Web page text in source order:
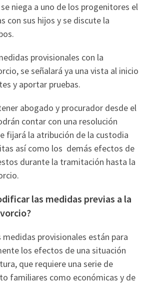
niega a uno de los progenitores el
con sus hijos y se discute la
provisionales con la
se señalará ya una vista al inicio
y aportar pruebas.
abogado y procurador desde el
contar con una resolución
fijará la atribución de la custodia
así como los demás efectos de
durante la tramitación hasta la
las medidas previas a la
provisionales están para
los efectos de una situación
que requiere una serie de
familiares como económicas y de